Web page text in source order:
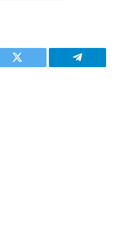
Twitter Telegram